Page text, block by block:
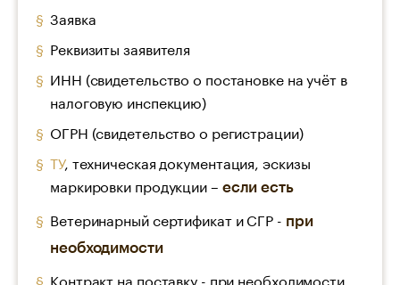
Заявка
Реквизиты заявителя
ИНН (свидетельство о постановке на учёт в
налоговую инспекцию)
ОГРН (свидетельство о регистрации)
ТУ, техническая документация, эскизы
маркировки продукции – если есть
Ветеринарный сертификат и СГР - при
необходимости
Контракт на поставку - при необходимости